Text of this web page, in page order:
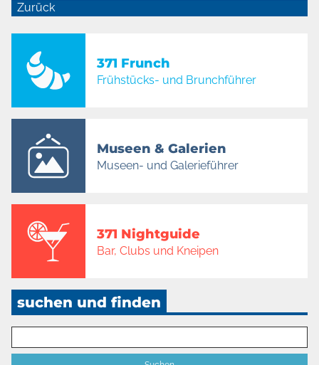
Zurück
371 Frunch
Frühstücks- und Brunchführer
Museen & Galerien
Museen- und Galerieführer
371 Nightguide
Bar, Clubs und Kneipen
suchen und finden